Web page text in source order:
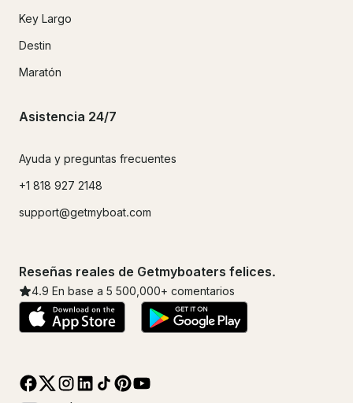
Key Largo
Destin
Maratón
Asistencia 24/7
Ayuda y preguntas frecuentes
+1 818 927 2148
support@getmyboat.com
Reseñas reales de Getmyboaters felices.
4.9 En base a 5 500,000+ comentarios